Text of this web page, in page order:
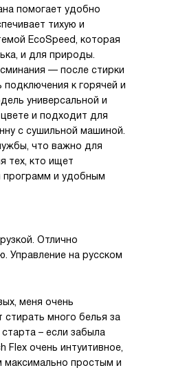
помогает удобно
тихую и
EcoSpeed, которая
и для природы.
— после стирки
к горячей и
универсальной и
и подходит для
с сушильной машиной.
что важно для
тех, кто ищет
программ и удобным
Отлично
Управление на русском
меня очень
стирать много белья за
– если забыла
очень интуитивное,
максимально простым и